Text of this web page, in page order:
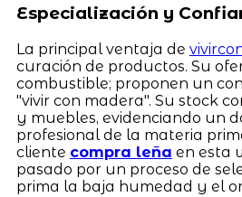
Especialización y
La principal ventaja de
curación de productos. Su
combustible; proponen un
"vivir con madera". Su stock
y muebles, evidenciando un
profesional de la materia
cliente compra leña en esta
pasado por un proceso de
prima la baja humedad y el